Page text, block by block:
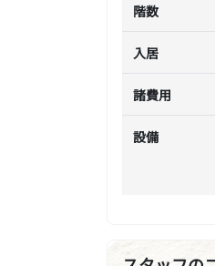
階数
入居
諸費用
設備